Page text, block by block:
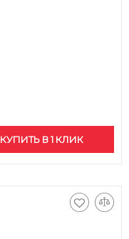
КУПИТЬ В 1 КЛИК